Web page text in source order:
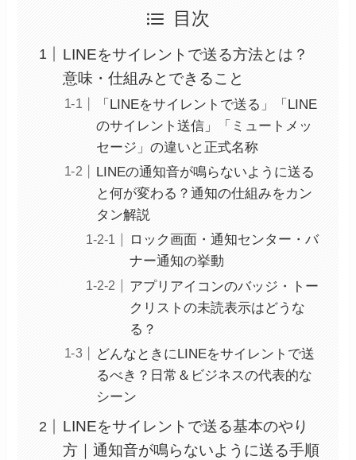
目次
LINEをサイレントで送る方法とは？
意味・仕組みとできること
「LINEをサイレントで送る」「LINE
のサイレント送信」「ミュートメッ
セージ」の違いと正式名称
LINEの通知音が鳴らないように送る
と何が変わる？通知の仕組みをカン
タン解説
ロック画面・通知センター・バ
ナー通知の挙動
アプリアイコンのバッジ・トー
クリストの未読表示はどうな
る？
どんなときにLINEをサイレントで送
るべき？日常＆ビジネスの代表的な
シーン
LINEをサイレントで送る基本のやり
方｜通知音が鳴らないように送る手順